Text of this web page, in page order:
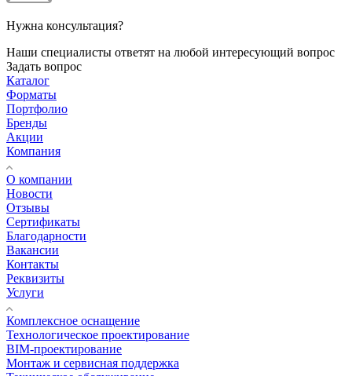
Нужна консультация?
Наши специалисты ответят на любой интересующий вопрос
Задать вопрос
Каталог
Форматы
Портфолио
Бренды
Акции
Компания
О компании
Новости
Отзывы
Сертификаты
Благодарности
Вакансии
Контакты
Реквизиты
Услуги
Комплексное оснащение
Технологическое проектирование
BIM-проектирование
Монтаж и сервисная поддержка